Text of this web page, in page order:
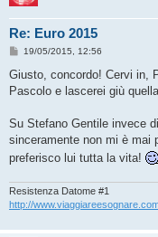
Re: Euro 2015
M
s
a
i
o
19/05/2015, 12:56
Giusto, concordo! Cervi in,
Pascolo e lascerei giù
Su Stefano Gentile invece
sinceramente non mi è mai
preferisco lui tutta la vita!
Resistenza Datome #1
http://